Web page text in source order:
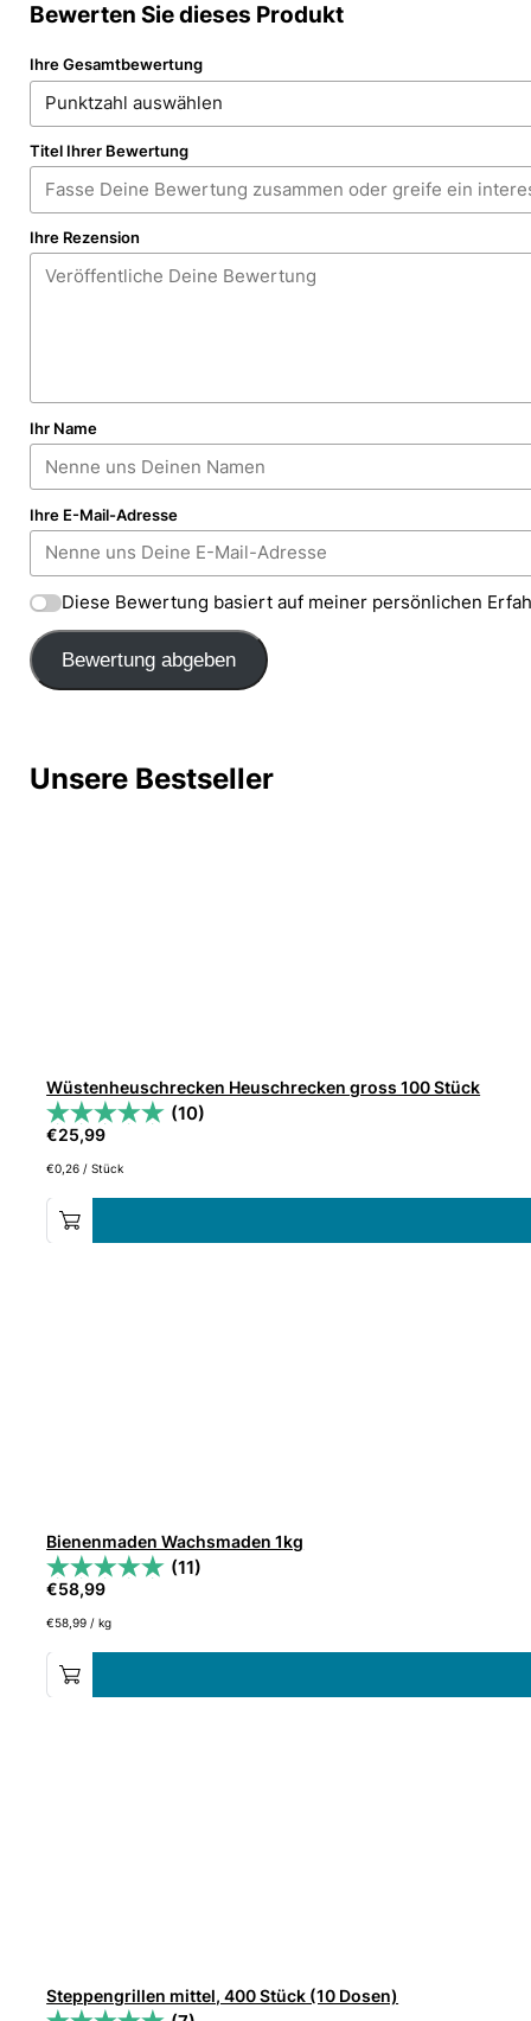
Bewerten Sie dieses Produkt
Ihre Gesamtbewertung
Titel Ihrer Bewertung
Ihre Rezension
Ihr Name
Ihre E-Mail-Adresse
Diese Bewertung basiert auf meiner persönlichen
Bewertung abgeben
Unsere Bestseller
Wüstenheuschrecken Heuschrecken gross 100 Stück
(10)
€25,99
€0,26 /Stück
Bienenmaden Wachsmaden 1kg
(11)
€58,99
€58,99 /kg
Steppengrillen mittel, 400 Stück (10 Dosen)